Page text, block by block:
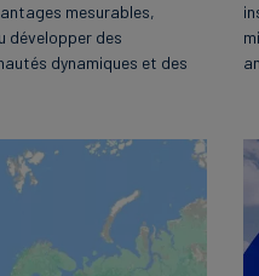
mesurables,
développer des
dynamiques et des